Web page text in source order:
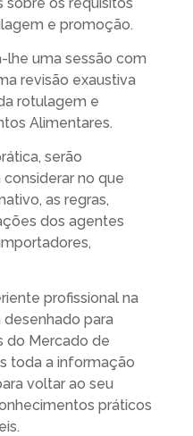
e promoção.
lhe uma sessão com
revisão exaustiva
rotulagem e
Alimentares.
serão
no que
as regras,
dos agentes
profissional na
para
do Mercado de
toda a informação
voltar ao seu
práticos